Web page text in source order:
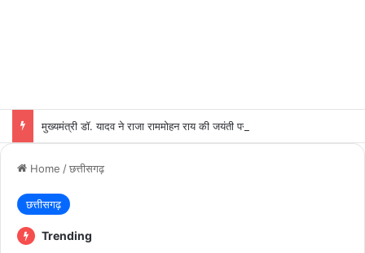
मुख्यमंत्री डॉ. यादव ने राजा राममोहन राय की जयंती पर किया नमन
Home /छत्तीसगढ़
छत्तीसगढ़
Trending